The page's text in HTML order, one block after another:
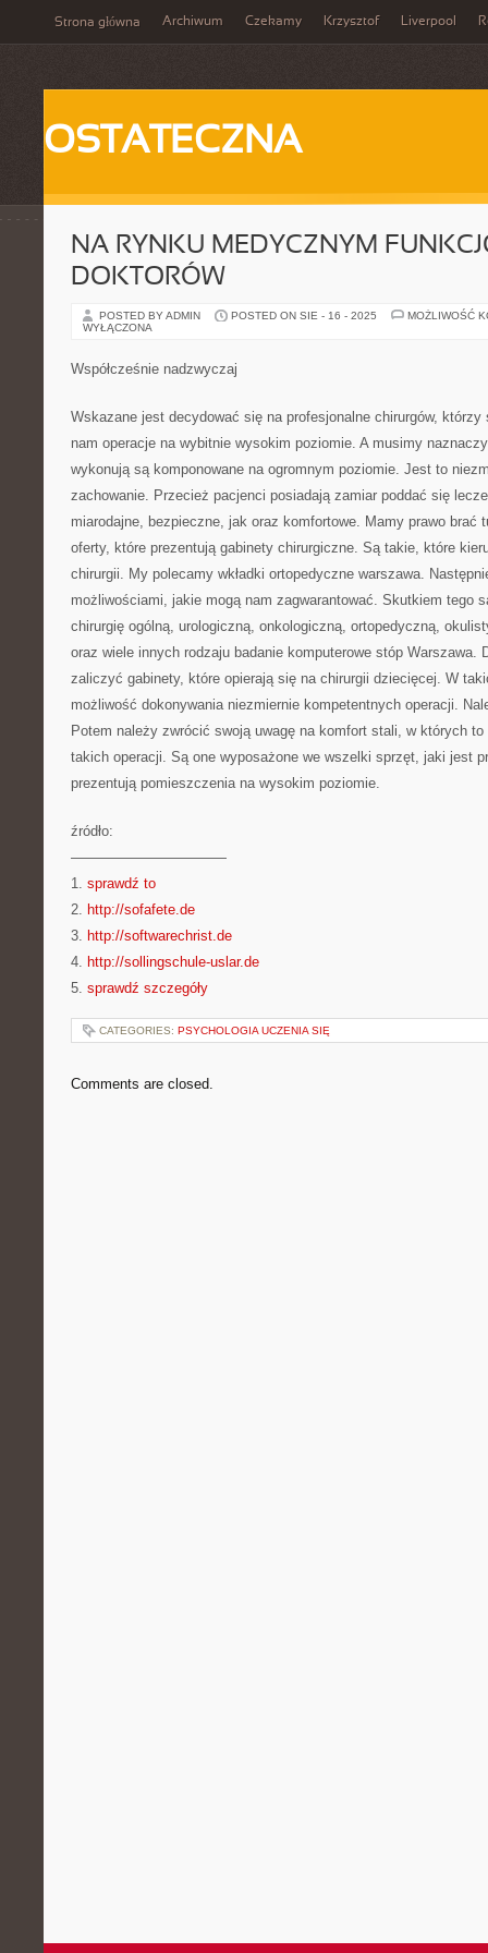
Strona główna Archiwum Czekamy Krzysztof Liverpool
OSTATECZNA
NA RYNKU MEDYCZNYM
DOKTORÓW
POSTED BY ADMIN POSTED ON SIE - 16 - 2025
MOŻLIWOŚĆ
WYŁĄCZONA
Współcześnie nadzwyczaj
Wskazane jest decydować się na profesjonalne chirurgów,
nam operacje na wybitnie wysokim poziomie. A musimy
wykonują są komponowane na ogromnym poziomie. Jest to
zachowanie. Przecież pacjenci posiadają zamiar poddać się
miarodajne, bezpieczne, jak oraz komfortowe. Mamy prawo brać
oferty, które prezentują gabinety chirurgiczne. Są takie, które
chirurgii. My polecamy wkładki ortopedyczne warszawa.
możliwościami, jakie mogą nam zagwarantować. Skutkiem tego
chirurgię ogólną, urologiczną, onkologiczną, ortopedyczną,
oraz wiele innych rodzaju badanie komputerowe stóp Warszawa.
zaliczyć gabinety, które opierają się na chirurgii dziecięcej. W
możliwość dokonywania niezmiernie kompetentnych operacji.
Potem należy zwrócić swoją uwagę na komfort stali, w których
takich operacji. Są one wyposażone we wszelki sprzęt, jaki jest
prezentują pomieszczenia na wysokim poziomie.
źródło:
———————————
1. sprawdź to
2. http://sofafete.de
3. http://softwarechrist.de
4. http://sollingschule-uslar.de
5. sprawdź szczegóły
CATEGORIES: PSYCHOLOGIA UCZENIA SIĘ
Comments are closed.